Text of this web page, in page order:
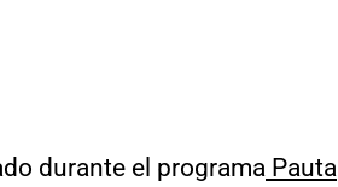
durante el programa Pauta